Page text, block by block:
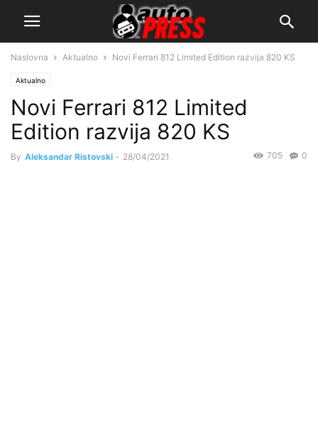
Naslovna Aktualno Novi Ferrari 812 Limited Edition razvija 820 KS
Aktualno
Novi Ferrari 812 Limited
Edition razvija 820 KS
By Aleksandar Ristovski - 28/04/2021 0
705